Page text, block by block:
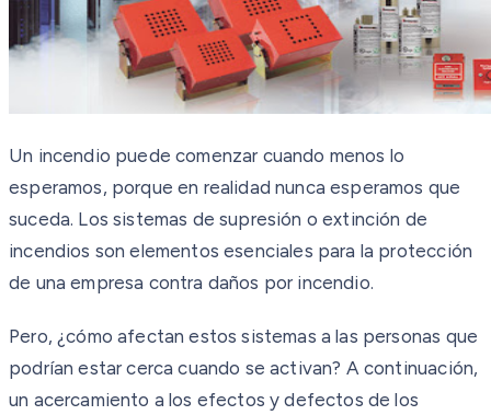
Un incendio puede comenzar cuando menos lo
esperamos, porque en realidad nunca esperamos que
suceda. Los sistemas de supresión o extinción de
incendios son elementos esenciales para la protección
de una empresa contra daños por incendio.
Pero, ¿cómo afectan estos sistemas a las personas que
podrían estar cerca cuando se activan? A continuación,
un acercamiento a los efectos y defectos de los